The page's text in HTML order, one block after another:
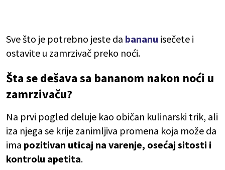
Sve što je potrebno jeste da bananu isečete i
ostavite u zamrzivač preko noći.
Šta se dešava sa bananom nakon noći u
zamrzivaču?
Na prvi pogled deluje kao običan kulinarski trik, ali
iza njega se krije zanimljiva promena koja može da
ima pozitivan uticaj na varenje, osećaj sitosti i
kontrolu apetita.